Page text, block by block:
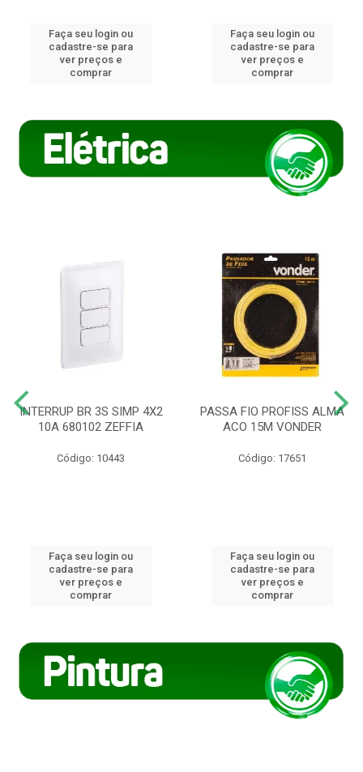
Faça seu login ou
cadastre-se para
ver preços e
comprar
Faça seu login ou
cadastre-se para
ver preços e
comprar
INTERRUP BR 3S SIMP 4X2
10A 680102 ZEFFIA
Código: 10443
Faça seu login ou
cadastre-se para
ver preços e
comprar
PASSA FIO PROFISS ALMA
ACO 15M VONDER
Código: 17651
Faça seu login ou
cadastre-se para
ver preços e
comprar